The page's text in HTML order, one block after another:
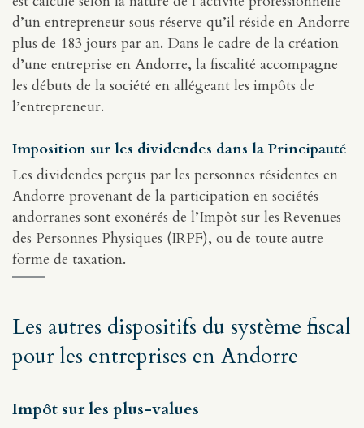
d’un entrepreneur sous réserve qu’il réside en Andorre
plus de 183 jours par an. Dans le cadre de la création
d’une entreprise en Andorre, la fiscalité accompagne
les débuts de la société en allégeant les impôts de
l’entrepreneur.
Imposition sur les dividendes dans la Principauté
Les dividendes perçus par les personnes résidentes en
Andorre provenant de la participation en sociétés
andorranes sont exonérés de l’Impôt sur les Revenues
des Personnes Physiques (IRPF), ou de toute autre
forme de taxation.
Les autres dispositifs du système fiscal
pour les entreprises en Andorre
Impôt sur les plus-values